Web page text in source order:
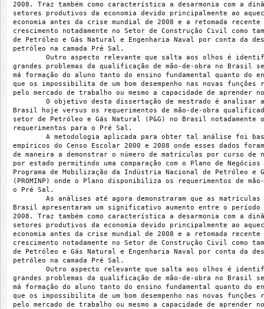
2008. Traz também como característica a desarmonia com a
setores produtivos da economia devido principalmente ao
economia antes da crise mundial de 2008 e a retomada recente
crescimento notadamente no Setor de Construção Civil como
de Petróleo e Gás Natural e Engenharia Naval por conta da
petróleo na camada Pré Sal.
Outro aspecto relevante que salta aos olhos é
grandes problemas da qualificação de mão-de-obra no Brasil se
má formação do aluno tanto do ensino fundamental quanto do
que os impossibilita de um bom desempenho nas novas funções
pelo mercado de trabalho ou mesmo a capacidade de aprender
O objetivo desta dissertação de mestrado é analisar
Brasil hoje versus os requerimentos de mão-de-obra
setor de Petróleo e Gás Natural (P&G) no Brasil notadamente
requerimentos para o Pré Sal.
A metodologia aplicada para obter tal análise foi
empíricos do Censo Escolar 2000 e 2008 onde esses dados
de maneira a demonstrar o número de matrículas por curso
por estado permitindo uma comparação com o Plano de Negócios
Programa de Mobilização da Indústria Nacional de Petróleo e
(PROMINP) onde o Plano disponibiliza os requerimentos de
o Pré Sal.
As análises até agora demonstraram que as matrículas
Brasil apresentaram um significativo aumento entre o período
2008. Traz também como característica a desarmonia com a
setores produtivos da economia devido principalmente ao
economia antes da crise mundial de 2008 e a retomada recente
crescimento notadamente no Setor de Construção Civil como
de Petróleo e Gás Natural e Engenharia Naval por conta da
petróleo na camada Pré Sal.
Outro aspecto relevante que salta aos olhos é
grandes problemas da qualificação de mão-de-obra no Brasil se
má formação do aluno tanto do ensino fundamental quanto do
que os impossibilita de um bom desempenho nas novas funções
pelo mercado de trabalho ou mesmo a capacidade de aprender